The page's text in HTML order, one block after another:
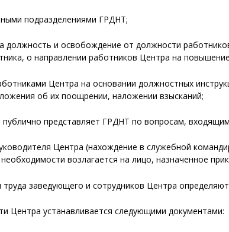
подразделениями ГРДНТ;
должность и освобождение от должности
о направлении работников Центра на
Центра на основании должностных
об их поощрении, наложении взысканий;
представляет ГРДНТ по вопросам,
Центра (нахождение в служебной
возлагается на лицо, назначенное
труда заведующего и сотрудников Центра
Центра устанавливается следующими документами: